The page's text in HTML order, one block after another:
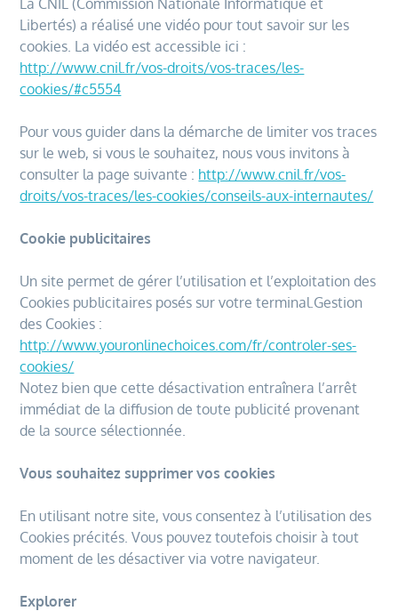
La CNIL (Commission Nationale Informatique et
Libertés) a réalisé une vidéo pour tout savoir sur les
cookies. La vidéo est accessible ici :
http://www.cnil.fr/vos-droits/vos-traces/les-
cookies/#c5554
Pour vous guider dans la démarche de limiter vos traces
sur le web, si vous le souhaitez, nous vous invitons à
consulter la page suivante : http://www.cnil.fr/vos-
droits/vos-traces/les-cookies/conseils-aux-internautes/
Cookie publicitaires
Un site permet de gérer l’utilisation et l’exploitation des
Cookies publicitaires posés sur votre terminal.Gestion
des Cookies :
http://www.youronlinechoices.com/fr/controler-ses-
cookies/
Notez bien que cette désactivation entraînera l’arrêt
immédiat de la diffusion de toute publicité provenant
de la source sélectionnée.
Vous souhaitez supprimer vos cookies
En utilisant notre site, vous consentez à l’utilisation des
Cookies précités. Vous pouvez toutefois choisir à tout
moment de les désactiver via votre navigateur.
Explorer